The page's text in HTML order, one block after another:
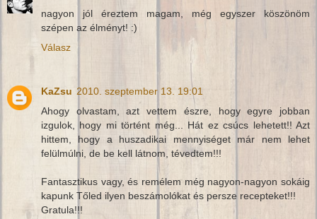
nagyon jól éreztem magam, még egyszer köszönöm
szépen az élményt! :)
Válasz
KaZsu 2010. szeptember 13. 19:01
Ahogy olvastam, azt vettem észre, hogy egyre jobban
izgulok, hogy mi történt még... Hát ez csúcs lehetett!! Azt
hittem, hogy a huszadikai mennyiséget már nem lehet
felülmúlni, de be kell látnom, tévedtem!!!
Fantasztikus vagy, és remélem még nagyon-nagyon sokáig
kapunk Tőled ilyen beszámolókat és persze recepteket!!!
Gratula!!!